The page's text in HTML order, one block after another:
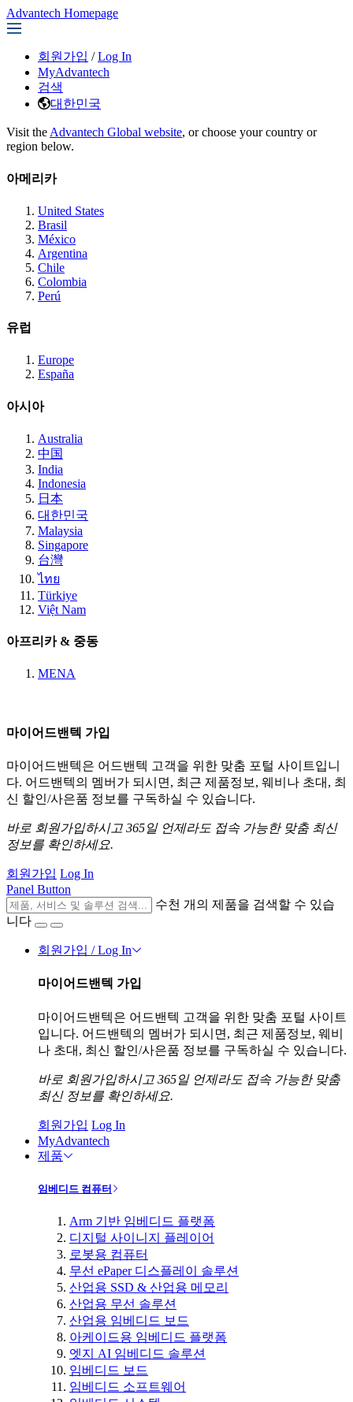
Advantech Homepage
회원가입 / Log In
MyAdvantech
검색
대한민국
Visit the Advantech Global website, or choose your country or
region below.
아메리카
United States
Brasil
México
Argentina
Chile
Colombia
Perú
유럽
Europe
España
아시아
Australia
中国
India
Indonesia
日本
대한민국
Malaysia
Singapore
台灣
ไทย
Türkiye
Việt Nam
아프리카 & 중동
MENA
마이어드밴텍 가입
마이어드밴텍은 어드밴텍 고객을 위한 맞춤 포털 사이트입니
다. 어드밴텍의 멤버가 되시면, 최근 제품정보, 웨비나 초대, 최
신 할인/사은품 정보를 구독하실 수 있습니다.
바로 회원가입하시고 365일 언제라도 접속 가능한 맞춤 최신
정보를 확인하세요.
회원가입 Log In
Panel Button
수천 개의 제품을 검색할 수 있습
니다
회원가입 / Log In
마이어드밴텍 가입
마이어드밴텍은 어드밴텍 고객을 위한 맞춤 포털 사이트
입니다. 어드밴텍의 멤버가 되시면, 최근 제품정보, 웨비
나 초대, 최신 할인/사은품 정보를 구독하실 수 있습니다.
바로 회원가입하시고 365일 언제라도 접속 가능한 맞춤
최신 정보를 확인하세요.
회원가입 Log In
MyAdvantech
제품
임베디드 컴퓨터
Arm 기반 임베디드 플랫폼
디지털 사이니지 플레이어
로봇용 컴퓨터
무선 ePaper 디스플레이 솔루션
산업용 SSD & 산업용 메모리
산업용 무선 솔루션
산업용 임베디드 보드
아케이드용 임베디드 플랫폼
엣지 AI 임베디드 솔루션
임베디드 보드
임베디드 소프트웨어